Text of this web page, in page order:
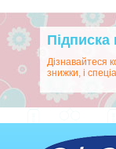
Підписка
Дізнавайтеся
знижки, і